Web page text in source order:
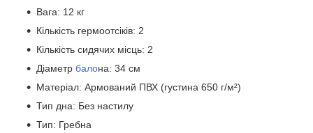
Вага: 12 кг
Кількість гермоотсіків: 2
Кількість сидячих місць: 2
Діаметр балона: 34 см
Матеріал: Армований ПВХ (густина 650 г/м²)
Тип дна: Без настилу
Тип: Гребна